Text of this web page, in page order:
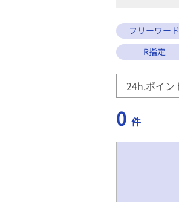
フリーワード
R指定
0 件